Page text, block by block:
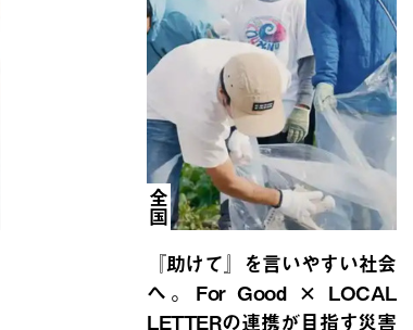
全国
『助けて』を言いやすい社会
へ。For Good × LOCAL
LETTERの連携が目指す災害